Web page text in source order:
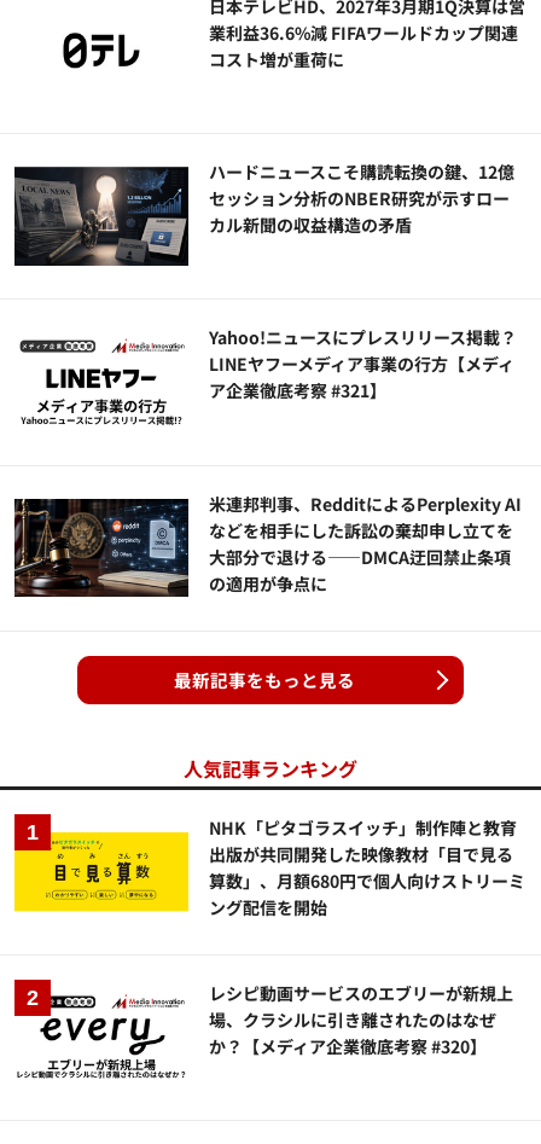
日本テレビHD、2027年3月期1Q決算は営
業利益36.6%減 FIFAワールドカップ関連
コスト増が重荷に
ハードニュースこそ購読転換の鍵、12億
セッション分析のNBER研究が示すロー
カル新聞の収益構造の矛盾
Yahoo!ニュースにプレスリリース掲載？
LINEヤフーメディア事業の行方【メディ
ア企業徹底考察 #321】
米連邦判事、RedditによるPerplexity AI
などを相手にした訴訟の棄却申し立てを
大部分で退ける——DMCA迂回禁止条項
の適用が争点に
最新記事をもっと見る
人気記事ランキング
NHK「ピタゴラスイッチ」制作陣と教育
出版が共同開発した映像教材「目で見る
算数」、月額680円で個人向けストリーミ
ング配信を開始
レシピ動画サービスのエブリーが新規上
場、クラシルに引き離されたのはなぜ
か？【メディア企業徹底考察 #320】